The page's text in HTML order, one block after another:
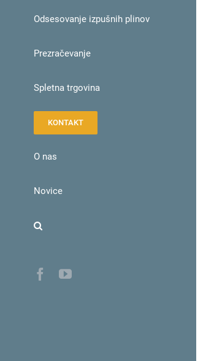
Odsesovanje izpušnih plinov
Prezračevanje
Spletna trgovina
KONTAKT
O nas
Novice
FacebookYouTube